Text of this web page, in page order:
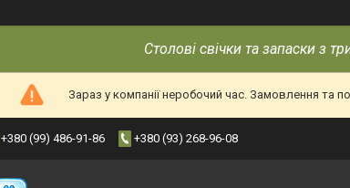
Столові свічки та запаски з
Зараз у компанії неробочий час. Замовлення та
+380 (99) 486-91-86 +380 (93) 268-96-08